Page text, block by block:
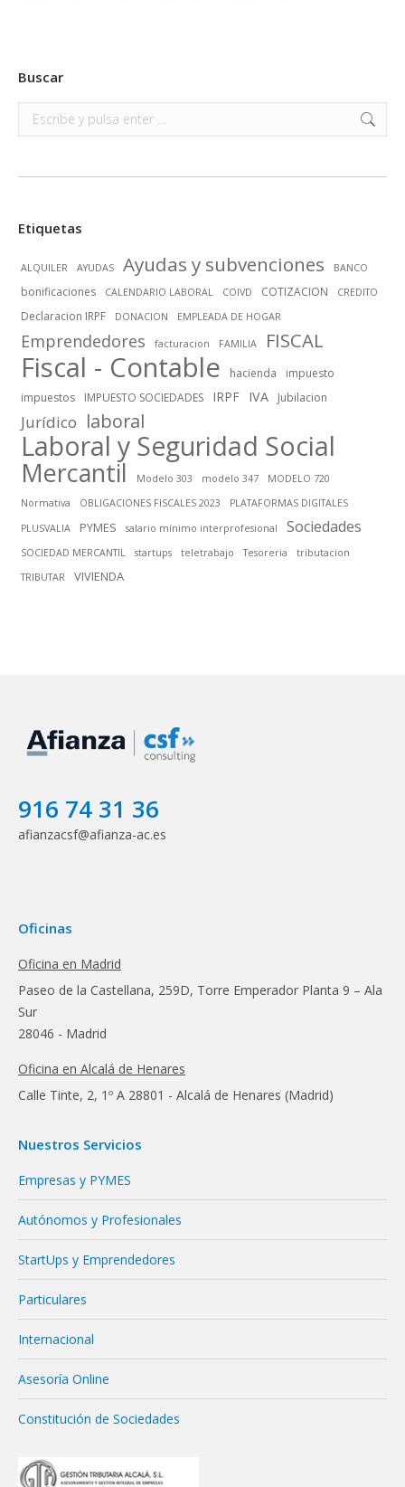
Buscar
Buscar:
Etiquetas
ALQUILER AYUDAS Ayudas y subvenciones BANCO
bonificaciones CALENDARIO LABORAL COIVD COTIZACION CREDITO
Declaracion IRPF DONACION EMPLEADA DE HOGAR
Emprendedores facturacion FAMILIA FISCAL
Fiscal - Contable hacienda
impuesto
impuestos
IMPUESTO SOCIEDADES IRPF IVA Jubilacion
Jurídico laboral
Laboral y Seguridad Social
Mercantil Modelo 303 modelo 347
MODELO 720
Normativa
OBLIGACIONES FISCALES 2023
PLATAFORMAS DIGITALES
PLUSVALIA
PYMES salario mínimo interprofesional Sociedades
SOCIEDAD MERCANTIL startups teletrabajo Tesoreria
tributacion
TRIBUTAR
VIVIENDA
916 74 31 36
afianzacsf@afianza-ac.es
Oficinas
Oficina en Madrid
Paseo de la Castellana, 259D, Torre Emperador Planta 9 – Ala
Sur
28046 - Madrid
Oficina en Alcalá de Henares
Calle Tinte, 2, 1º A 28801 - Alcalá de Henares (Madrid)
Nuestros Servicios
Empresas y PYMES
Autónomos y Profesionales
StartUps y Emprendedores
Particulares
Internacional
Asesoría Online
Constitución de Sociedades